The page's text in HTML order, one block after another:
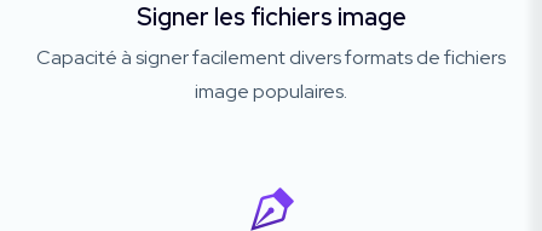
Signer les fichiers image
Capacité à signer facilement divers formats de fichiers
image populaires.